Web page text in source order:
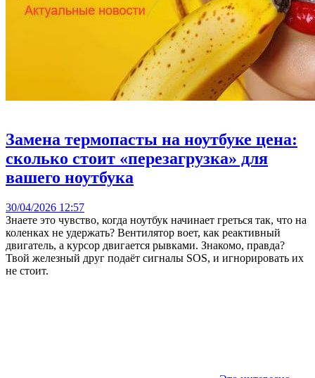
Замена термопасты на ноутбуке цена:
сколько стоит «перезагрузка» для
вашего ноутбука
30/04/2026 12:57
Знаете это чувство, когда ноутбук начинает греться так, что на
коленках не удержать? Вентилятор воет, как реактивный
двигатель, а курсор двигается рывками. Знакомо, правда?
Твой железный друг подаёт сигналы SOS, и игнорировать их
не стоит.